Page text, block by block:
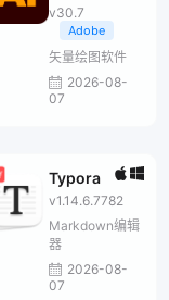
2026
v30.7
Adobe
矢量绘图软件
2026-08-
07
Typora
v1.14.6.7782
Markdown编辑
器
2026-08-
07